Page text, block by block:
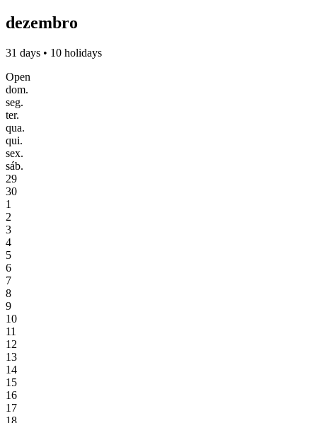
dezembro
31 days • 10 holidays
Open
dom.
seg.
ter.
qua.
qui.
sex.
sáb.
29
30
1
2
3
4
5
6
7
8
9
10
11
12
13
14
15
16
17